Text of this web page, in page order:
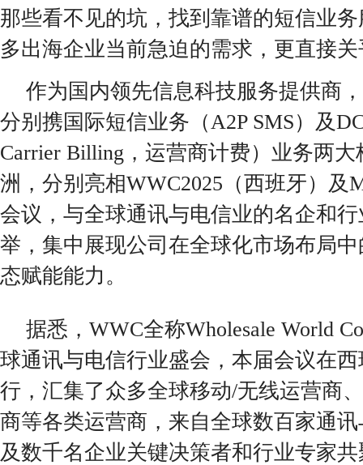
那些看不见的坑，找到靠谱的短信业
多出海企业当前急迫的需求，更直接
作为国内领先信息科技服务提供商
分别携国际短信业务（A2P SMS）及
Carrier Billing，运营商计费）业务两
洲，分别亮相WWC2025（西班牙）及
会议，与全球通讯与电信业的名企和
举，集中展现公司在全球化市场布局
态赋能能力。
据悉，WWC全称Wholesale World
球通讯与电信行业盛会，本届会议在
行，汇集了众多全球移动/无线运营商
商等各类运营商，来自全球数百家通
及数千名企业关键决策者和行业专家